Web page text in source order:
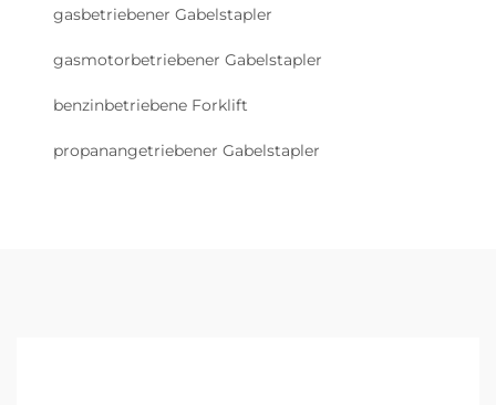
gasbetriebener Gabelstapler
gasmotorbetriebener Gabelstapler
benzinbetriebene Forklift
propanangetriebener Gabelstapler